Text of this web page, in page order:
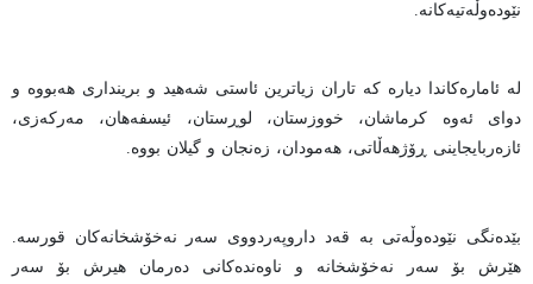
نێودەوڵەتیەکانە.
لە ئامارەکاندا دیارە کە تاران زیاترین ئاستی شەهید و برینداری هەبووە و
دوای ئەوە کرماشان، خووزستان، لوڕستان، ئیسفەهان، مەرکەزی،
ئازەربایجاینی ڕۆژهەڵاتی، هەمودان، زەنجان و گیلان بووە.
بێدەنگی نێودەوڵەتی بە قەد داروپەردووی سەر نەخۆشخانەکان قورسە.
هێرش بۆ سەر نەخۆشخانە و ناوەندەکانی دەرمان هیرش بۆ سەر